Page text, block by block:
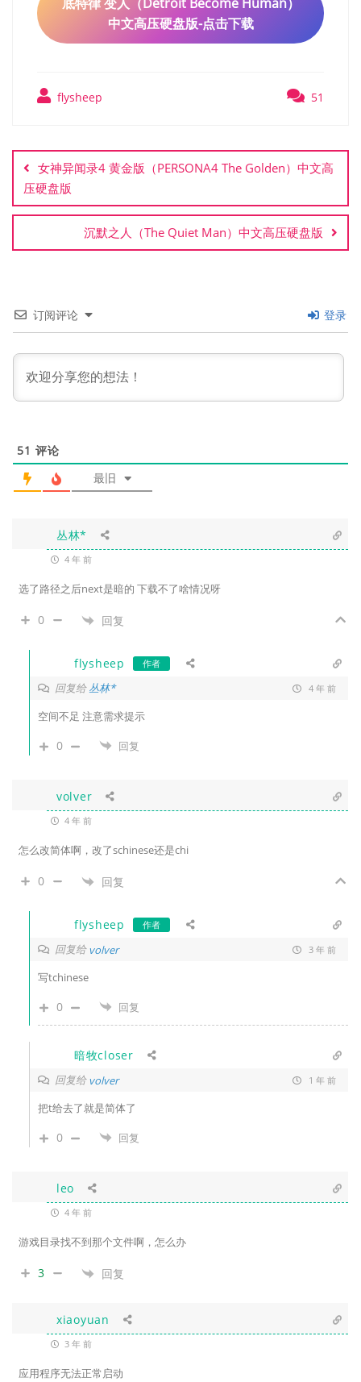
中文高压硬盘版-点击下载
flysheep 51
章
导
航
女神异闻录4 黄金版（PERSONA4 The Golden）中文高
压硬盘版
沉默之人（The Quiet Man）中文高压硬盘版
订阅评论 登录
51 评论
最旧
丛林*
4 年 前
选了路径之后next是暗的 下载不了啥情况呀
0 回复
flysheep 作者
回复给丛林* 4 年 前
空间不足 注意需求提示
0 回复
volver
4 年 前
怎么改简体啊，改了schinese还是chi
0 回复
flysheep 作者
回复给volver 3 年 前
写tchinese
0 回复
暗牧closer
回复给volver 1 年 前
把t给去了就是简体了
0 回复
leo
4 年 前
游戏目录找不到那个文件啊，怎么办
3 回复
xiaoyuan
3 年 前
应用程序无法正常启动